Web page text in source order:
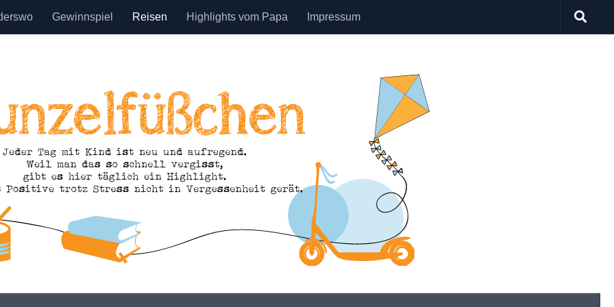
Gewinnspiel Reisen Highlights vom Papa Impressum